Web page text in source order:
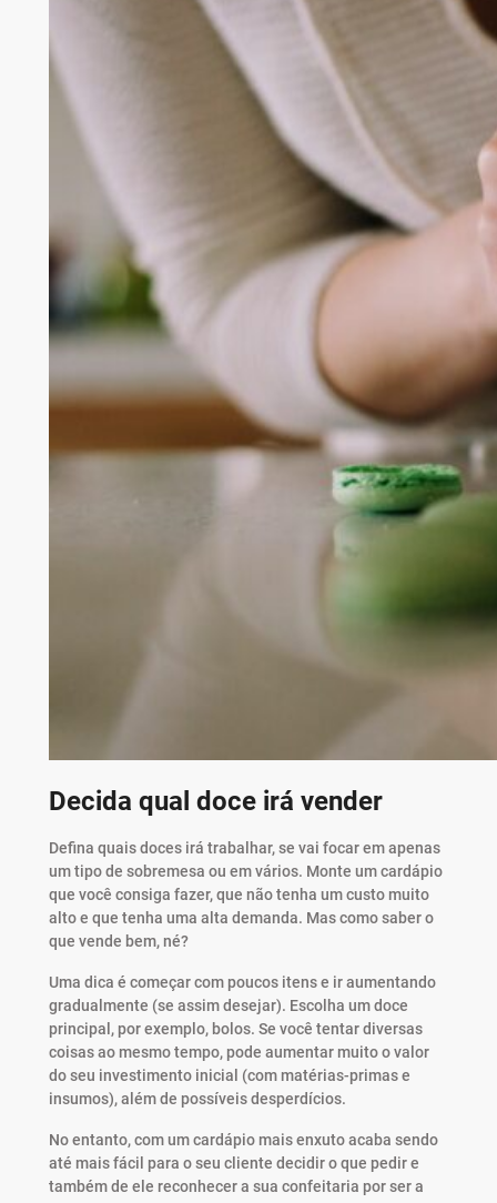
Decida qual doce irá vender
Defina quais doces irá trabalhar, se vai focar em apenas
um tipo de sobremesa ou em vários. Monte um cardápio
que você consiga fazer, que não tenha um custo muito
alto e que tenha uma alta demanda. Mas como saber o
que vende bem, né?
Uma dica é começar com poucos itens e ir aumentando
gradualmente (se assim desejar). Escolha um doce
principal, por exemplo, bolos. Se você tentar diversas
coisas ao mesmo tempo, pode aumentar muito o valor
do seu investimento inicial (com matérias-primas e
insumos), além de possíveis desperdícios.
No entanto, com um cardápio mais enxuto acaba sendo
até mais fácil para o seu cliente decidir o que pedir e
também de ele reconhecer a sua confeitaria por ser a